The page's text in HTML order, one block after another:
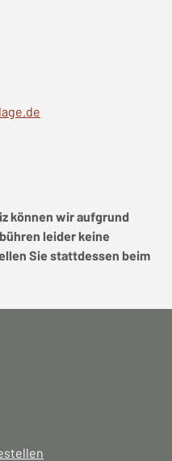
können wir aufgrund
leider keine
Sie stattdessen beim